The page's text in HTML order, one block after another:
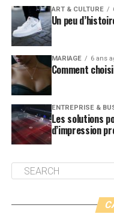
ART & CULTURE
Un peu
MARIAGE 6 ans
Comment
ENTREPRISE &
Les solutions
d’impression